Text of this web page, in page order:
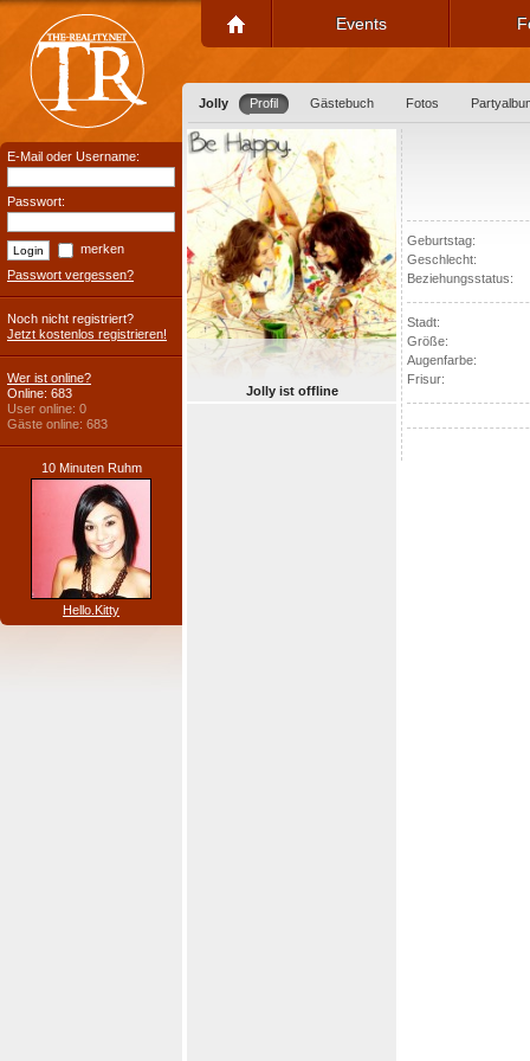
Events
Jolly Profil Gästebuch Fotos
Jolly ist offline
Geburtstag:
Geschlecht:
Beziehungsstatus:
Stadt:
Größe:
Augenfarbe:
Frisur:
E-Mail oder Username:
Passwort:
merken
Passwort vergessen?
Noch nicht registriert?
Jetzt kostenlos registrieren!
Wer ist online?
Online: 683
User online: 0
Gäste online: 683
10 Minuten Ruhm
Hello.Kitty